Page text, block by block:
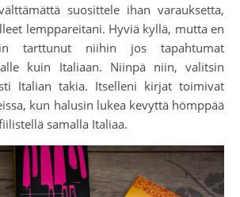
suosittele ihan varauksetta,
lemppareitani. Hyviä kyllä, mutta en
tarttunut niihin jos tapahtumat
kuin Italiaan. Niinpä niin, valitsin
Italian takia. Itselleni kirjat toimivat
kun halusin lukea kevyttä hömppää
samalla Italiaa.